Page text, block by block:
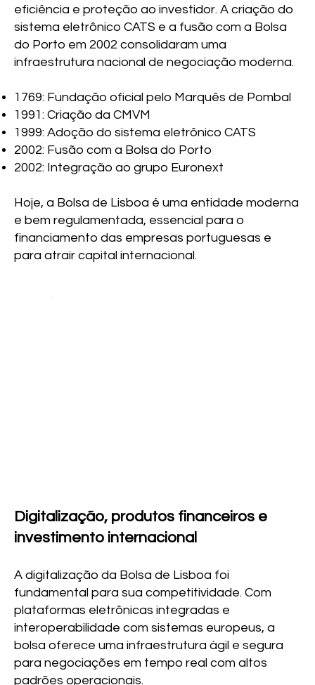
eficiência e proteção ao investidor. A criação do
sistema eletrônico CATS e a fusão com a Bolsa
do Porto em 2002 consolidaram uma
infraestrutura nacional de negociação moderna.
1769: Fundação oficial pelo Marquês de Pombal
1991: Criação da CMVM
1999: Adoção do sistema eletrônico CATS
2002: Fusão com a Bolsa do Porto
2002: Integração ao grupo Euronext
Hoje, a Bolsa de Lisboa é uma entidade moderna
e bem regulamentada, essencial para o
financiamento das empresas portuguesas e
para atrair capital internacional.
Digitalização, produtos financeiros e
investimento internacional
A digitalização da Bolsa de Lisboa foi
fundamental para sua competitividade. Com
plataformas eletrônicas integradas e
interoperabilidade com sistemas europeus, a
bolsa oferece uma infraestrutura ágil e segura
para negociações em tempo real com altos
padrões operacionais.